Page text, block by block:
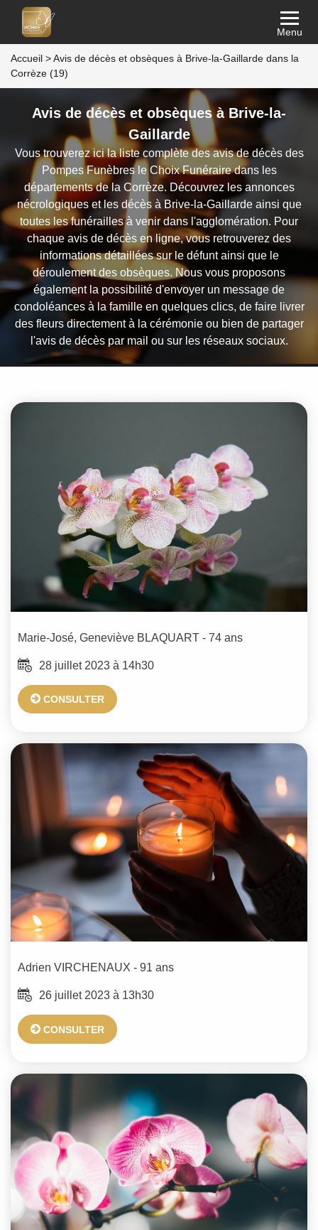
Menu
Accueil >Avis de décès et obsèques à Brive-la-Gaillarde dans la
Corrèze (19)
Avis de décès et obsèques à Brive-la-
Gaillarde
Vous trouverez ici la liste complète des avis de décès des
Pompes Funèbres le Choix Funéraire dans les
départements de la Corrèze. Découvrez les annonces
nécrologiques et les décès à Brive-la-Gaillarde ainsi que
toutes les funérailles à venir dans l'agglomération. Pour
chaque avis de décès en ligne, vous retrouverez des
informations détaillées sur le défunt ainsi que le
déroulement des obsèques. Nous vous proposons
également la possibilité d'envoyer un message de
condoléances à la famille en quelques clics, de faire livrer
des fleurs directement à la cérémonie ou bien de partager
l'avis de décès par mail ou sur les réseaux sociaux.
Marie-José, Geneviève BLAQUART - 74 ans
28 juillet 2023 à 14h30
CONSULTER
Adrien VIRCHENAUX - 91 ans
26 juillet 2023 à 13h30
CONSULTER